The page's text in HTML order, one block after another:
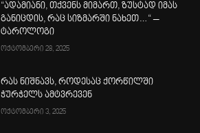
“ადამიანი, თქვენს მიმართ, ზუსტად იმას
განიცდის, რაც სიზმარში ნახეთ…“ –
ტაროლოგი
ოქტომბერი 28, 2025
რას ნიშნავს, როდესაც ქორწილში
ჭურჭელს ამტვრევენ
ოქტომბერი 3, 2025